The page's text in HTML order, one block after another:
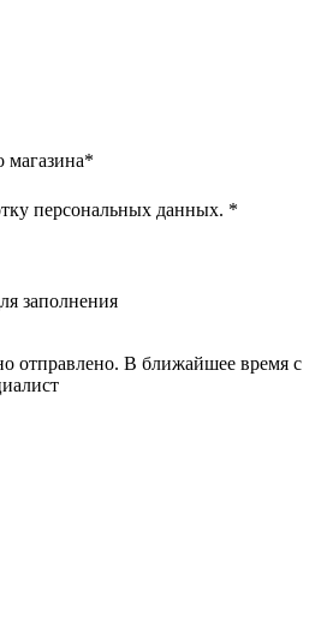
магазина*
персональных данных. *
заполнения
отправлено. В ближайшее время с